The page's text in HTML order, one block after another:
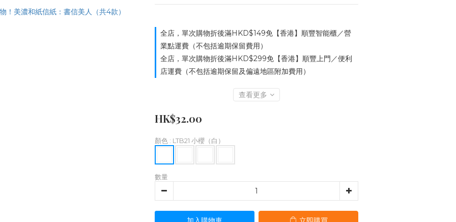
全店，單次購物折後滿HKD$149免【香港】順豐智能櫃／營
業點運費（不包括逾期保留費用）
全店，單次購物折後滿HKD$299免【香港】順豐上門／便利
店運費（不包括逾期保留及偏遠地區附加費用）
查看更多
HK$32.00
顏色 : LTB21 小櫻（白）
數量